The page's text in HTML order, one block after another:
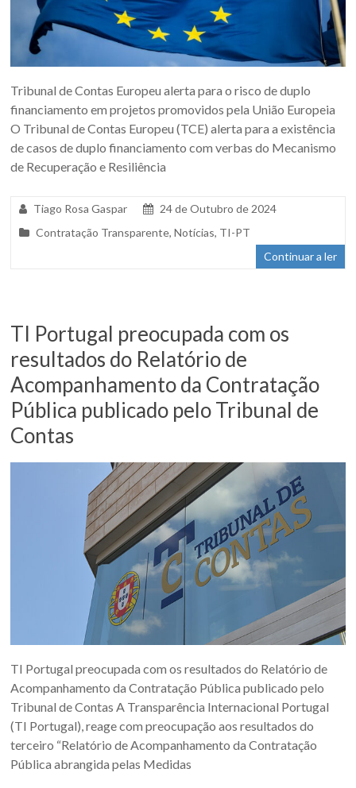
Tribunal de Contas Europeu alerta para o risco de duplo
financiamento em projetos promovidos pela União Europeia
O Tribunal de Contas Europeu (TCE) alerta para a existência
de casos de duplo financiamento com verbas do Mecanismo
de Recuperação e Resiliência
Tiago Rosa Gaspar
24 de Outubro de 2024
Contratação Transparente,Notícias, TI-PT
Continuar a ler
TI Portugal preocupada com os
resultados do Relatório de
Acompanhamento da Contratação
Pública publicado pelo Tribunal de
Contas
TI Portugal preocupada com os resultados do Relatório de
Acompanhamento da Contratação Pública publicado pelo
Tribunal de Contas A Transparência Internacional Portugal
(TI Portugal), reage com preocupação aos resultados do
terceiro “Relatório de Acompanhamento da Contratação
Pública abrangida pelas Medidas